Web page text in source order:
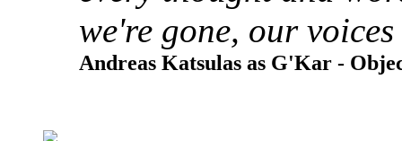
we're gone, our
Andreas Katsulas as G'Kar -